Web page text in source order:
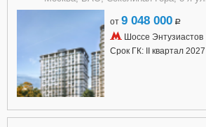
от 9 048 000 a
Шоссе Энтузиастов
Срок ГК: II квартал 2027